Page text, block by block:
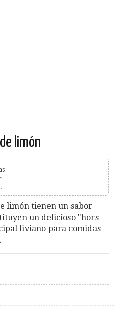
limón
limón tienen un sabor
un delicioso "hors
liviano para comidas